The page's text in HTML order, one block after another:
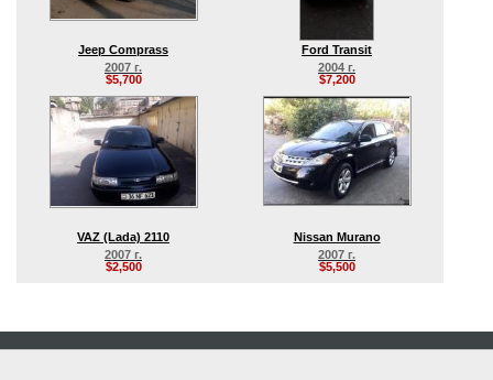
Jeep Comprass
2007 г.
$5,700
Ford Transit
2004 г.
$7,200
VAZ (Lada) 2110
2007 г.
$2,500
Nissan Murano
2007 г.
$5,500